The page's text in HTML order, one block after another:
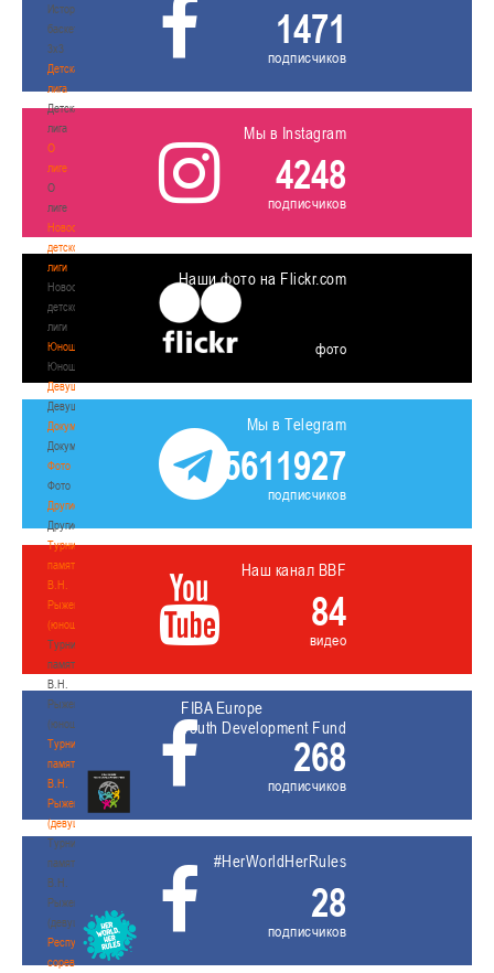
История
баскетбола
3х3
Детская
лига
Детская
лига
О
лиге
О
лиге
Новости
детской
лиги
Новости
детской
лиги
Юноши
Юноши
Девушки
Девушки
Документы
Документы
Фото
Фото
Другие
Другие
Турнир
памяти
В.Н.
Рыженкова
(юноши)
Турнир
памяти
В.Н.
Рыженкова
(юноши)
Турнир
памяти
В.Н.
Рыженкова
(девушки)
Турнир
памяти
В.Н.
Рыженкова
(девушки)
Республиканские
соревнования
1471
подписчиков
Мы в Instagram
4248
подписчиков
Наши фото на Flickr.com
фото
Мы в Telegram
5611927
подписчиков
Наш канал BBF
84
видео
FIBA Europe
Youth Development Fund
268
подписчиков
#HerWorldHerRules
28
подписчиков